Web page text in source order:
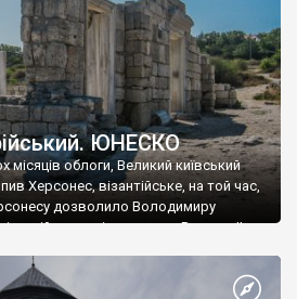
ЮНЕСКО
місяців облоги, Великий київський
Херсонес, візантійське, на той час,
дозволило Володимиру
імператору Василю ІІ, та
став Василем-християнином.
На честь Херсонесу Таврійського